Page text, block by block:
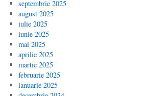
septembrie 2025
august 2025
iulie 2025
iunie 2025
mai 2025
aprilie 2025
martie 2025
februarie 2025
ianuarie 2025